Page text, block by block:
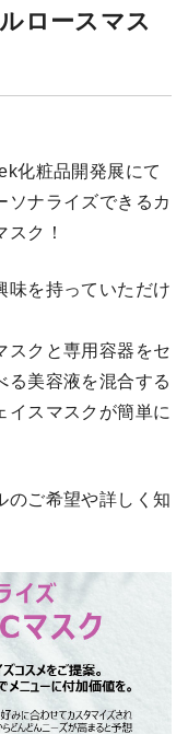
ロースマス
化粧品開発展にて
ソナライズできるカ
スク！
味を持っていただけ
スクと専用容器をセ
る美容液を混合する
イスマスクが簡単に
のご希望や詳しく知